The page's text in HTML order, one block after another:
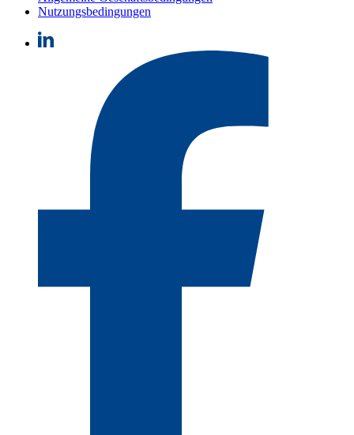
Nutzungsbedingungen